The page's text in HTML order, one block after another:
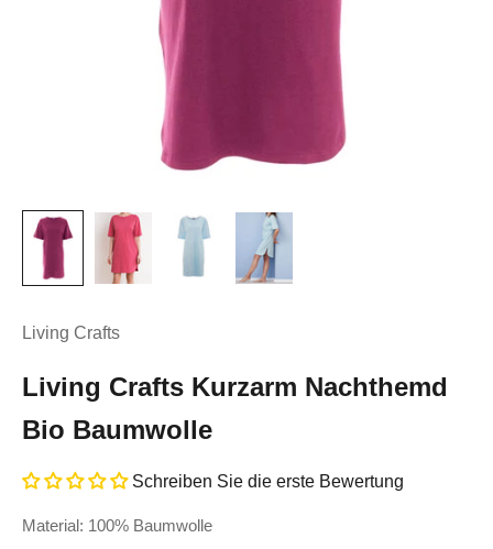
Living Crafts
Living Crafts Kurzarm Nachthemd
Bio Baumwolle
Schreiben Sie die erste Bewertung
Material: 100% Baumwolle